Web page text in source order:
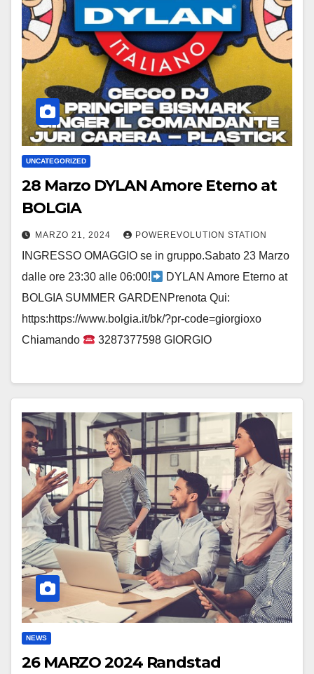
UNCATEGORIZED
28 Marzo DYLAN Amore Eterno at
BOLGIA
MARZO 21, 2024 POWEREVOLUTION STATION
INGRESSO OMAGGIO se in gruppo.Sabato 23 Marzo
dalle ore 23:30 alle 06:00!
DYLAN Amore Eterno at
BOLGIA SUMMER GARDENPrenota Qui:
https:https://www.bolgia.it/bk/?pr-code=giorgioxo
Chiamando
3287377598 GIORGIO
NEWS
26 MARZO 2024 Randstad